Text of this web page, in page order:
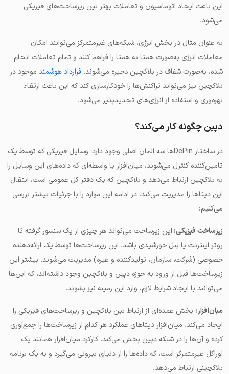
این باعث ایجاد اتوماسیون و تعاملات بهتر بین زیرساخت‌های فیزیکی
می‌شود.
به عنوان مثال در بخش انرژی، شبکه‌های غیرمتمرکز می‌توانند امکان
معاملات انرژی به‌صورت همتا به همتا را فراهم کنند و تمام تعاملات انجام
شده، به‌صورت شفاف در بلاکچین ذخیره می‌شوند. قرارداد هوشمند موجود در
بلاکچین نیز می‌تواند تراکنش‌ها را خودکارسازی کند که این باعث ارتقاء
بهره‌وری و استفاده از انرژی‌های تجدیدپذیر می‌شود.
دپین چگونه کار می‌کند؟
در ساختار DePinها سه المان اصلی وجود دارد؛ وسایل فیزیکی که توسط یک
تامین‌کننده کنترل می‌شوند، میان‌افزار یا واسطه‌ای که داده‌های این وسایل را
به بلاکچین ارتباط می‌دهد و بلاکچین که یک دفتر کل عمومی است، انتقال
این دیتاها را مدیریت می‌کند. در ادامه این موارد را با جزئیات بیشتر بررسی
می‌کنیم:
زیرساخت فیزیکی: این زیرساخت می‌تواند هر چیزی از یک سنسور گرفته تا
روتر اینترنت یا پنل خورشیدی باشد. این زیرساخت‌ها توسط یک ارائه‌دهنده
خصوصی (شرکت، سازمان، تولیدکننده و غیره) مدیریت می‌شوند. بیشتر این
زیرساخت‌ها قبل از ورود به حوزه دپین و بلاکچین وجود داشته‌اند، که این‌ها
می‌توانند با ایجاد شرایط لازم، وارد این زمینه نیز بشوند.
میان‌افزار: بخش عمده‌ای از ارتباط بین بلاکچین و زیرساخت‌های فیزیکی را
ایجاد می‌کند. میان‌افزار دیتاهای عملکرد هر کدام از زیرساخت‌ها را جمع‌آوری
کرده و آن‌ها را در شبکه دپین پخش می‌کند. کارکرد میان‌افزار همانند یک
اوراکل غیرمتمرکز است، که داده‌ها را از دنیای بیرونی می‌گیرد و به یک برنامه
بلاکچینی ارتباط می‌دهد.